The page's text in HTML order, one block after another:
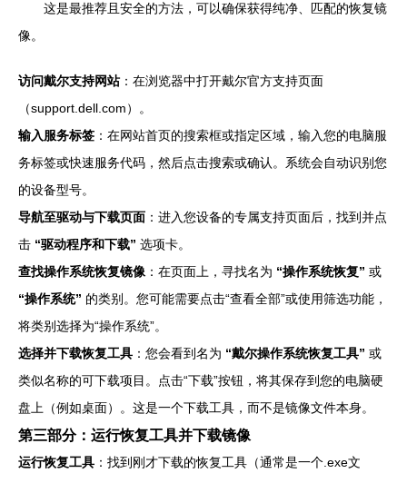
这是最推荐且安全的方法，可以确保获得纯净、匹配的恢复镜
像。
访问戴尔支持网站：在浏览器中打开戴尔官方支持页面
（support.dell.com）。
输入服务标签 ：在网站首页的搜索框或指定区域，输入您的电脑服
务标签或快速服务代码，然后点击搜索或确认。系统会自动识别您
的设备型号。
导航至驱动与下载页面 ：进入您设备的专属支持页面后，找到并点
击 “驱动程序和下载” 选项卡。
查找操作系统恢复镜像 ：在页面上，寻找名为 “操作系统恢复” 或
“操作系统” 的类别。您可能需要点击“查看全部”或使用筛选功能，
将类别选择为“操作系统”。
选择并下载恢复工具 ：您会看到名为 “戴尔操作系统恢复工具” 或
类似名称的可下载项目。点击“下载”按钮，将其保存到您的电脑硬
盘上（例如桌面）。这是一个下载工具，而不是镜像文件本身。
第三部分：运行恢复工具并下载镜像
运行恢复工具 ：找到刚才下载的恢复工具（通常是一个.exe文